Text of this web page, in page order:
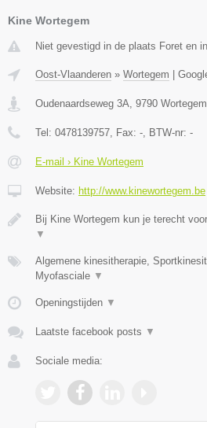
Kine Wortegem
Niet gevestigd in de plaats Foret en
Oost-Vlaanderen » Wortegem |
Oudenaardseweg 3A 9790 Wortegem
Tel: 0478139757 , Fax: - , BTW-nr: -
E-mail › Kine Wortegem
Website: http://www.kinewortegem.be
Bij Kine Wortegem kun je terecht
▼
Algemene kinesitherapie,
Myofasciale ▼
Openingstijden ▼
Laatste facebook posts ▼
Sociale media: